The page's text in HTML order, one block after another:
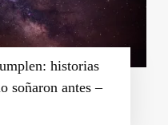
historias
soñaron antes –